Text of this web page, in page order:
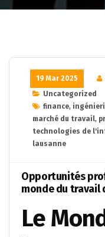
19 Mar 2025
Uncategorized
finance,
marché du travail,
technologies de
lausanne
Opportunités
monde du travail
Le